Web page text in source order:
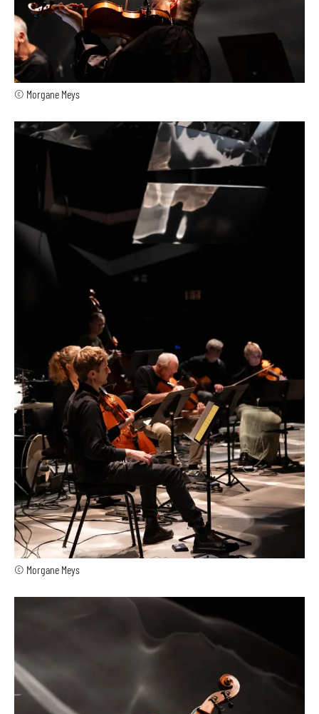
© Morgane Meys
© Morgane Meys